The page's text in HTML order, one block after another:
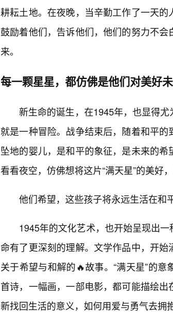
耕耘土地。在夜晚，当辛勤工作了一天
鼓励着他们，告诉他们，他们的努力不
来。
每一颗星星，都仿佛是他们对美好未
新生命的诞生，在1945年，也显得
就是一种冒险。战争结束后，随着和平
坠地的婴儿，是和平的象征，是未来的
看看夜空，仿佛想将这片“满天星”的美好
他们希望，这些孩子将永远生活在和
1945年的文化艺术，也开始呈现出
命有了更深刻的理解。文学作品中，开始
关于希望与和解的🔥故事。“满天星”的
首诗，一幅画，一部电影，都可能描绘
新找回生活的意义，如何用爱与勇气去拥